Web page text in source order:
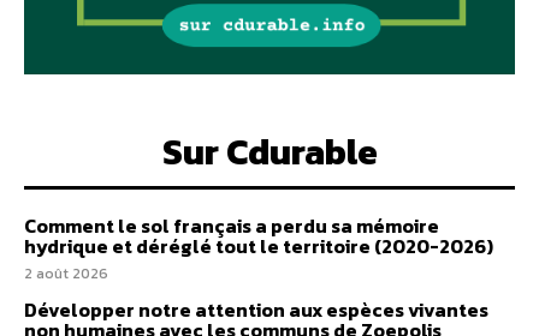
Sur Cdurable
Comment le sol français a perdu sa mémoire
hydrique et déréglé tout le territoire (2020-2026)
2 août 2026
Développer notre attention aux espèces vivantes
non humaines avec les communs de Zoepolis